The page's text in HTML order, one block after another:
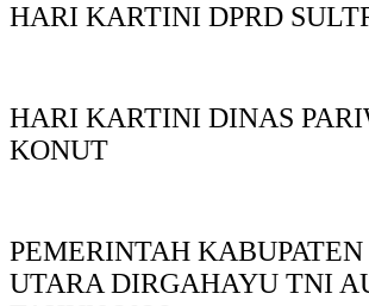
HARI KARTINI DPRD
HARI KARTINI DINAS
KONUT
PEMERINTAH
UTARA DIRGAHAYU TNI